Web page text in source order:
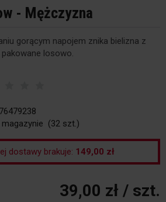
- Mężczyzna
gorącym napojem znika bielizna z
losowo.
(32 szt.)
dostawy brakuje: 149,00 zł
39,00 zł / szt.